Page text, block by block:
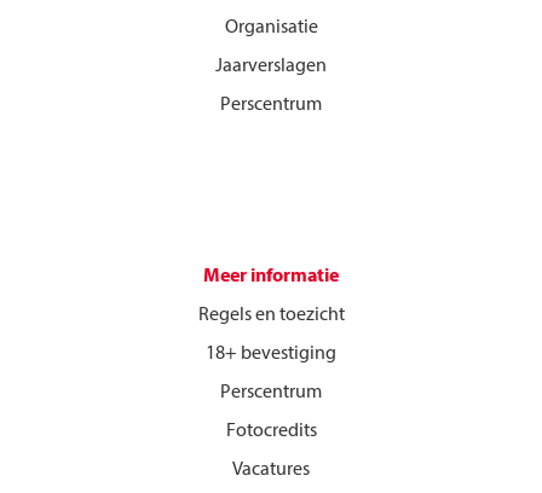
Organisatie
Jaarverslagen
Perscentrum
Meer informatie
Regels en toezicht
18+ bevestiging
Perscentrum
Fotocredits
Vacatures